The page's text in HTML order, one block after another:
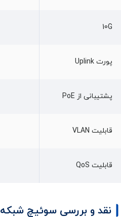
10G
پورت Uplink
پشتیبانی از PoE
قابلیت VLAN
قابلیت QoS
نقد و بررسی سوئیچ شبکه 8 پورت میکروتیک مدل CRS312-4C-8XG-RM